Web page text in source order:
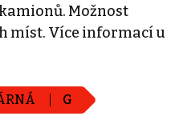
Možnost
míst. Více informací u
G